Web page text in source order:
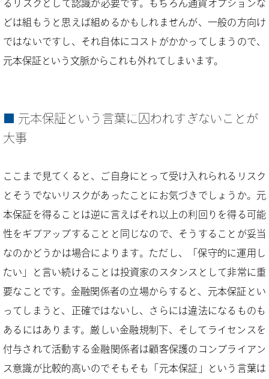
るリスクとして認識が必要です。もちろん通貨オプションな
どは組もうと思えば組めるかもしれませんが、一般の方向け
ではないですし、それ自体にコストがかかってしまうので、
元本保証という文脈からこれも外れてしまいます。
元本保証という言葉に囚われすぎないことが
大事
ここまで見てくると、ご自身にとって受け入れられるリスク
とそうでないリスクがあったことにお気づきでしょうか。元
本保証を得ることは逆に言えばそれ以上の利回りを得る可能
性をギブアップすることと同じなので、そうすることが妥当
なのかどうかは場合によります。ただし、「保守的に運用し
たい」と言い続けることは投資家のスタンスとして非常に重
要なことです。金融関係者の立場からすると、元本保証とい
ってしまうと、正確ではないし、さらには違法になるものも
あるにはあります。厳しい金融規制下、そしてライセンスを
付与されて活動する金融関係者は顧客保護のコンプライアン
ス意識が比較的高いのでそもそも「元本保証」という言葉は